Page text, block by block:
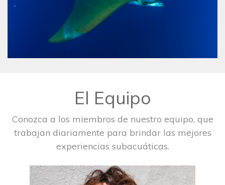
El Equipo
Conozca a los miembros de nuestro equipo, que
trabajan diariamente para brindar las mejores
experiencias subacuáticas.